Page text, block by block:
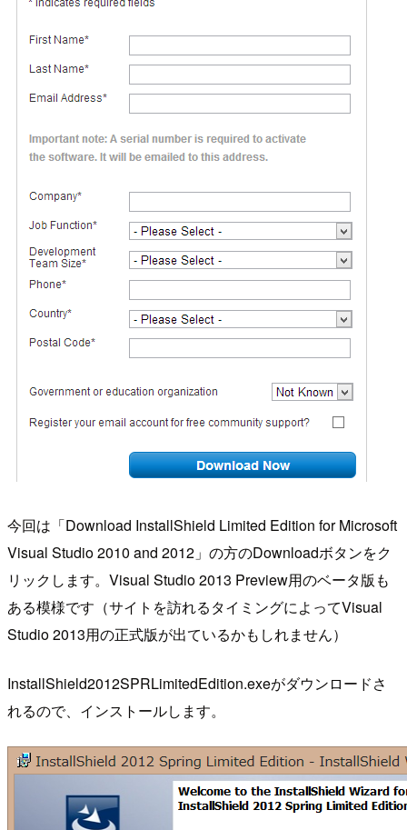
今回は「Download InstallShield Limited Edition for Microsoft
Visual Studio 2010 and 2012」の方のDownloadボタンをク
リックします。Visual Studio 2013 Preview用のベータ版も
ある模様です（サイトを訪れるタイミングによってVisual
Studio 2013用の正式版が出ているかもしれません）
InstallShield2012SPRLimitedEdition.exeがダウンロードさ
れるので、インストールします。